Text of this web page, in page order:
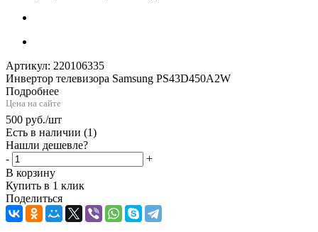
Артикул: 220106335
Инвертор телевизора Samsung PS43D450A2W
Подробнее
Цена на сайте
500 руб./шт
Есть в наличии (1)
Нашли дешевле?
-
+
В корзину
Купить в 1 клик
Поделиться